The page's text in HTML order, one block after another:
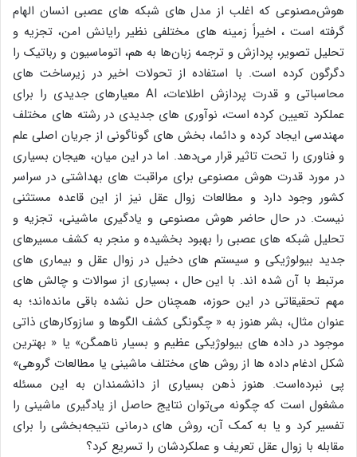
هوش‌مصنوعی که اغلب از مدل های شبکه های عصبی انسان الهام
گرفته است ، اخیراً زمینه های مختلفی نظیر رایانش امن، تجزیه و
تحلیل تصویر، پردازش و ترجمه زبان‌ها به هم، اتوماسیون و رباتیک را
دگرگون کرده است. با استفاده از تحولات اخیر در زیرساخت های
محاسباتی و قدرت پردازش اطلاعات، AI معیارهای جدیدی را برای
عملکرد تعیین کرده است، نوآوری های جدیدی در رشته های مختلف
مهندسی ایجاد کرده و دائما، بخش های گوناگونی از جریان اصلی علم
و فناوری را تحت تاثیر قرار می‌دهد. اما در این میان، هیجان بسیاری
در مورد قدرت هوش مصنوعی برای مراقبت های بهداشتی در سراسر
کشور وجود دارد و مطالعات زوال عقل نیز از این قاعده مستثنی
نیست. در حال حاضر هوش مصنوعی و یادگیری ماشینی، تجزیه و
تحلیل شبکه های عصبی را بهبود بخشیده و منجر به کشف مسیرهای
جدید بیولوژیکی و سیستم های دخیل در زوال عقل و بیماری های
مرتبط با آن شده اند. با این حال ، بسیاری از سوالات و چالش های
مهم تحقیقاتی در این حوزه، همچنان حل نشده باقی مانده‌اند؛ به
عنوان مثال، بشر هنوز به « چگونگی کشف الگوها و سازوکارهای ذاتی
موجود در داده های بیولوژیکی عظیم و بسیار ناهمگن» یا « بهترین
شکل ادغام داده ها از روش های مختلف ماشینی یا مطالعات گروهی»
پی نبرده‌است. هنوز ذهن بسیاری از دانشمندان به این مسئله
مشغول است که چگونه می‌توان نتایج حاصل از یادگیری ماشینی را
تفسیر کرد و یا به کمک آن، روش های درمانی نتیجه‌بخشی را برای
مقابله با زوال عقل تعریف و عملکردشان را تسریع کرد؟